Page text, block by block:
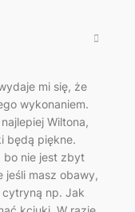
mi się, że
wykonaniem.
Wiltona,
będą piękne.
bo nie jest zbyt
jeśli masz obawy,
np. Jak